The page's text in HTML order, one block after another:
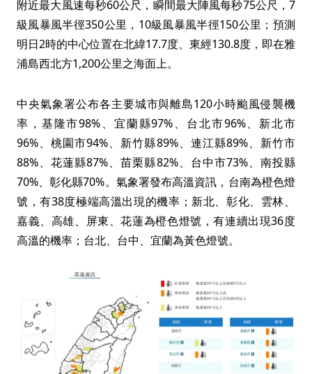
附近最大風速每秒60公尺，瞬間最大陣風每秒75公尺，7
級風暴風半徑350公里，10級風暴風半徑150公里；預測
明日2時的中心位置在北緯17.7度、東經130.8度，即在雅
浦島西北方1,200公里之海面上。
中央氣象署公布各主要城市與離島120小時颱風侵襲機
率，基隆市98%、宜蘭縣97%、台北市96%、新北市
96%、桃園市94%、新竹縣89%、連江縣89%、新竹市
88%、花蓮縣87%、苗栗縣82%、台中市73%、南投縣
70%、彰化縣70%。氣象署發布高溫資訊，台南為橙色燈
號，有38度極端高溫出現的機率；新北、彰化、雲林、
嘉義、高雄、屏東、花蓮為橙色燈號，有連續出現36度
高溫的機率；台北、台中、宜蘭為黃色燈號。